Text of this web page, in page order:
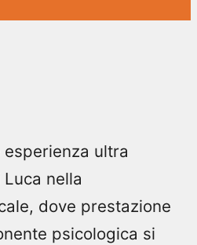
ultra
nella
dove prestazione
psicologica si